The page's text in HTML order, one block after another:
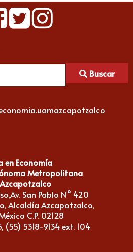
Buscar
en Economía
Metropolitana
San Pablo N° 420
Alcaldía Azcapotzalco,
C.P. 02128
(55) 5318-9134 ext. 104